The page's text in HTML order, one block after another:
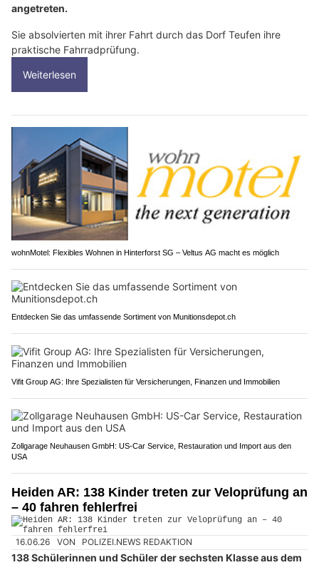
angetreten.
Sie absolvierten mit ihrer Fahrt durch das Dorf Teufen ihre
praktische Fahrradprüfung.
Weiterlesen
wohnMotel: Flexibles Wohnen in Hinterforst SG – Veltus AG macht es möglich
Entdecken Sie das umfassende Sortiment von Munitionsdepot.ch
Vifit Group AG: Ihre Spezialisten für Versicherungen, Finanzen und Immobilien
Zollgarage Neuhausen GmbH: US-Car Service, Restauration und Import aus den
USA
Heiden AR: 138 Kinder treten zur Veloprüfung an
– 40 fahren fehlerfrei
16.06.26 VON POLIZEI.NEWS REDAKTION
138 Schülerinnen und Schüler der sechsten Klasse aus dem